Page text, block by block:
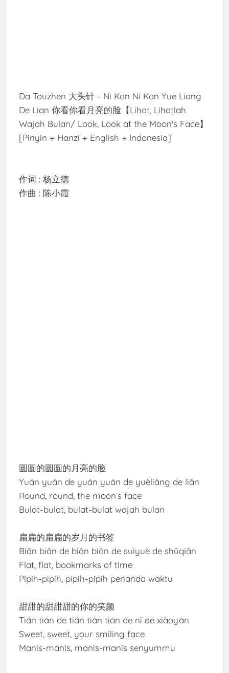
Da Touzhen 大头针 - Ni Kan Ni Kan Yue Liang
De Lian 你看你看月亮的脸【Lihat, Lihatlah
Wajah Bulan/ Look, Look at the Moon's Face】
[Pinyin + Hanzi + English + Indonesia]
作词 : 杨立德
作曲 : 陈小霞
圆圆的圆圆的月亮的脸
Yuán yuán de yuán yuán de yuèliàng de liǎn
Round, round, the moon’s face
Bulat-bulat, bulat-bulat wajah bulan
扁扁的扁扁的岁月的书签
Biǎn biǎn de biǎn biǎn de suìyuè de shūqiān
Flat, flat, bookmarks of time
Pipih-pipih, pipih-pipih penanda waktu
甜甜的甜甜甜的你的笑颜
Tián tián de tián tián tián de nǐ de xiàoyán
Sweet, sweet, your smiling face
Manis-manis, manis-manis senyummu